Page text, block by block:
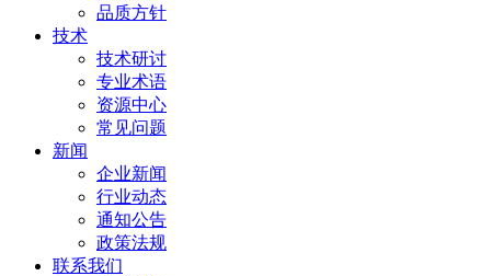
品质方针
技术
技术研讨
专业术语
资源中心
常见问题
新闻
企业新闻
行业动态
通知公告
政策法规
联系我们